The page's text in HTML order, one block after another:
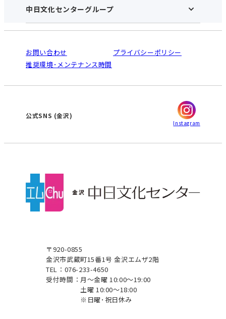
アクセス･営業時間
お申し込みの流れ
入会と受講のご案内
中日文化センターHOME
中日文化センターとは
受講規約・会員特典
ご利用ガイド
オンライン講座受講の手順
WEBサイトのよくある質問
中日文化センターグループ
南大高
犬山
高蔵寺
津
お問い合わせ
プライバシーポリシー
推奨環境･メンテナンス時間
〒920-0855
金沢市武蔵町15番1号 金沢エムザ2階
TEL：076-233-4650
受付時間： 月～金曜 10:00～19:00
土曜 10:00～18:00
※日曜･祝日休み
公式SNS (金沢)
Instagram